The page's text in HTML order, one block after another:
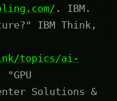
. IBM.
IBM Think,
topics/ai-
Solutions &